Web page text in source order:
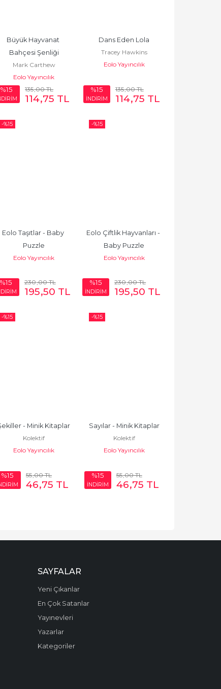
Büyük Hayvanat
Bahçesi Şenliği
Mark Carthew
Eolo Yayıncılık
%15 135,00TL
114,75 TL
Dans Eden Lola
Tracey Hawkins
Eolo Yayıncılık
%15
İNDİRİM
135,00TL
114,75 TL
-%15
Eolo Taşıtlar - Baby
Puzzle
Eolo Yayıncılık
%15 230,00TL
195,50 TL
-%15
Eolo Çiftlik Hayvanları -
Baby Puzzle
Eolo Yayıncılık
%15
İNDİRİM
230,00TL
195,50 TL
-%15
- Minik Kitaplar
Kolektif
Eolo Yayıncılık
%15 55,00TL
46,75 TL
-%15
Sayılar - Minik Kitaplar
Kolektif
Eolo Yayıncılık
%15
İNDİRİM
55,00TL
46,75 TL
SAYFALAR
Yeni Çıkanlar
En Çok Satanlar
Yayınevleri
Yazarlar
Kategoriler